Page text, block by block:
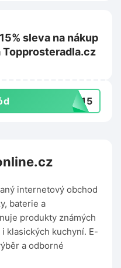
sleva na nákup
Topprosteradla.cz
NY15
internetový obchod
baterie a
produkty známých
klasických kuchyní. E-
a odborné